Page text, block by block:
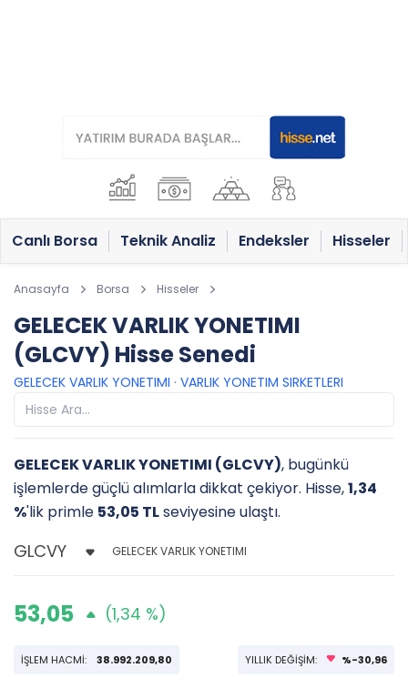
Canlı Borsa Teknik Analiz Endeksler Hisseler
Anasayfa Borsa Hisseler
GELECEK VARLIK YONETIMI
(GLCVY) Hisse Senedi
GELECEK VARLIK YONETIMI · VARLIK YONETIM SIRKETLERI
GELECEK VARLIK YONETIMI (GLCVY), bugünkü
işlemlerde güçlü alımlarla dikkat çekiyor. Hisse,1,34
%'lik primle 53,05 TLseviyesine ulaştı.
GELECEK VARLIK YONETIMI
53,05 (1,34 %)
İŞLEM HACMİ: 38.992.209,80 YILLIK DEĞİŞİM: %-30,96